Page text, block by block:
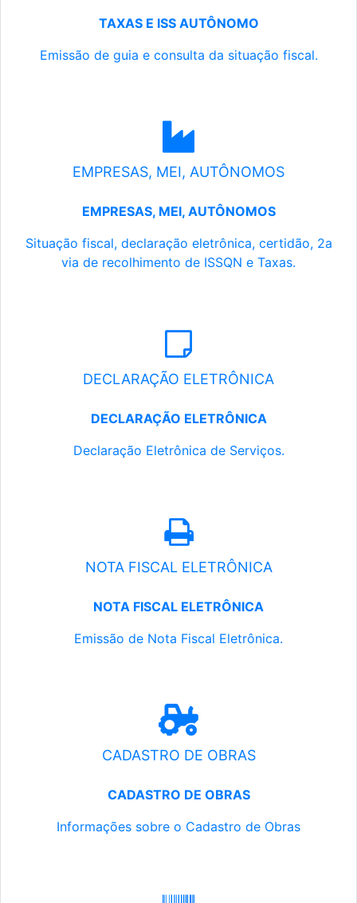
TAXAS E ISS AUTÔNOMO
Emissão de guia e consulta da situação fiscal.
EMPRESAS, MEI, AUTÔNOMOS
EMPRESAS, MEI, AUTÔNOMOS
Situação fiscal, declaração eletrônica, certidão, 2a
via de recolhimento de ISSQN e Taxas.
DECLARAÇÃO ELETRÔNICA
DECLARAÇÃO ELETRÔNICA
Declaração Eletrônica de Serviços.
NOTA FISCAL ELETRÔNICA
NOTA FISCAL ELETRÔNICA
Emissão de Nota Fiscal Eletrônica.
CADASTRO DE OBRAS
CADASTRO DE OBRAS
Informações sobre o Cadastro de Obras